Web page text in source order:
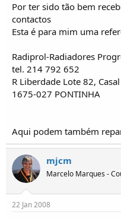
Por ter sido tão bem
contactos
Esta é para mim uma
Radiprol-Radiadores
tel. 214 792 652
R Liberdade Lote 82,
1675-027 PONTINHA
Aqui podem também
mjcm
Marcelo Marques -
22 Jan 2008